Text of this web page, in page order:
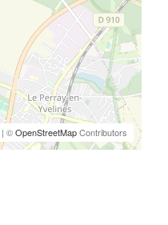
| ©OpenStreetMapContributors